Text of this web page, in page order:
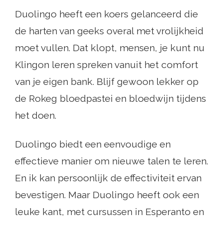
Duolingo heeft een koers gelanceerd die
de harten van geeks overal met vrolijkheid
moet vullen. Dat klopt, mensen, je kunt nu
Klingon leren spreken vanuit het comfort
van je eigen bank. Blijf gewoon lekker op
de Rokeg bloedpastei en bloedwijn tijdens
het doen.
Duolingo biedt een eenvoudige en
effectieve manier om nieuwe talen te leren.
En ik kan persoonlijk de effectiviteit ervan
bevestigen. Maar Duolingo heeft ook een
leuke kant, met cursussen in Esperanto en